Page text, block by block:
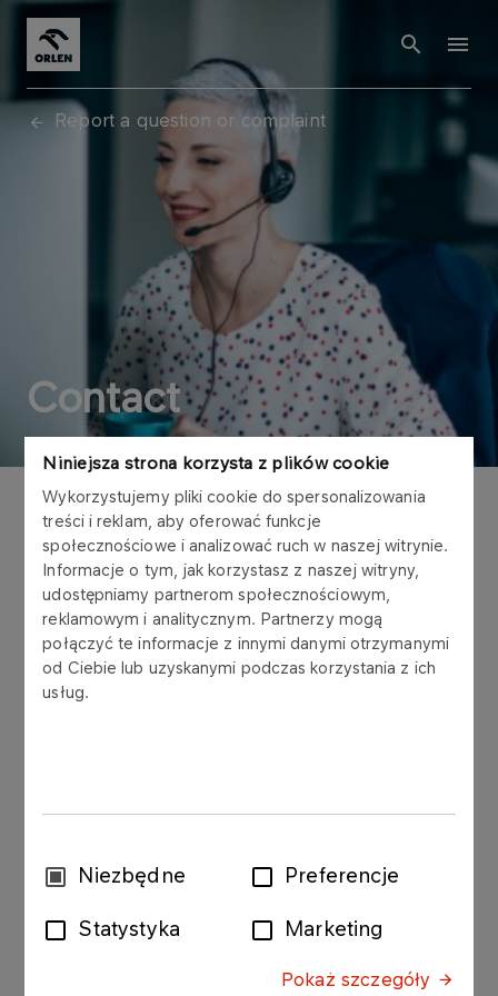
Niniejsza strona korzysta z plików cookie
Wykorzystujemy pliki cookie do spersonalizowania
treści i reklam, aby oferować funkcje
społecznościowe i analizować ruch w naszej witrynie.
Informacje o tym, jak korzystasz z naszej witryny,
udostępniamy partnerom społecznościowym,
reklamowym i analitycznym. Partnerzy mogą
połączyć te informacje z innymi danymi otrzymanymi
od Ciebie lub uzyskanymi podczas korzystania z ich
usług.
WybórNiezbędne Preferencje
Statystyka Marketing
Pokaż szczegóły
Report a question or complaint
Contact
REPORT A QUESTION OR COMPLAINT
Investor Relations Office
Fax